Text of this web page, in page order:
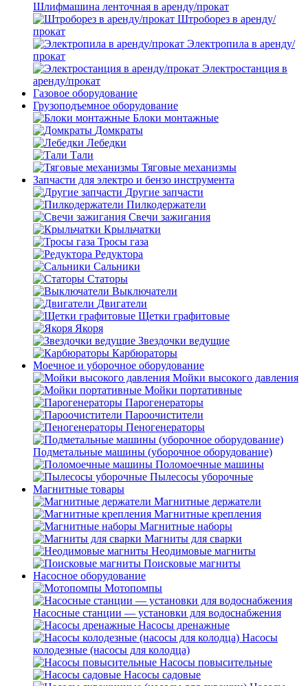
Шлифмашина ленточная в аренду/прокат
Штроборез в аренду/
прокат
Электропила в аренду/
прокат
Электростанция в
аренду/прокат
Газовое оборудование
Грузоподъемное оборудование
Блоки монтажные
Домкраты
Лебедки
Тали
Тяговые механизмы
Запчасти для электро и бензо инструмента
Другие запчасти
Пилкодержатели
Свечи зажигания
Крыльчатки
Тросы газа
Редуктора
Сальники
Статоры
Выключатели
Двигатели
Щетки графитовые
Якоря
Звездочки ведущие
Карбюраторы
Моечное и уборочное оборудование
Мойки высокого давления
Мойки портативные
Парогенераторы
Пароочистители
Пеногенераторы
Подметальные машины (уборочное оборудование)
Поломоечные машины
Пылесосы уборочные
Магнитные товары
Магнитные держатели
Магнитные крепления
Магнитные наборы
Магниты для сварки
Неодимовые магниты
Поисковые магниты
Насосное оборудование
Мотопомпы
Насосные станции — установки для водоснабжения
Насосы дренажные
Насосы
колодезные (насосы для колодца)
Насосы повысительные
Насосы садовые